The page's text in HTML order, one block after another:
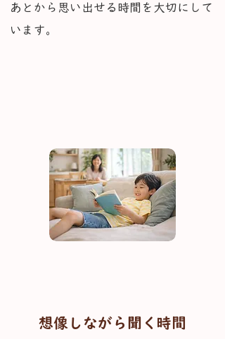
あとから思い出せる時間を大切にして
います。
想像しながら聞く時間